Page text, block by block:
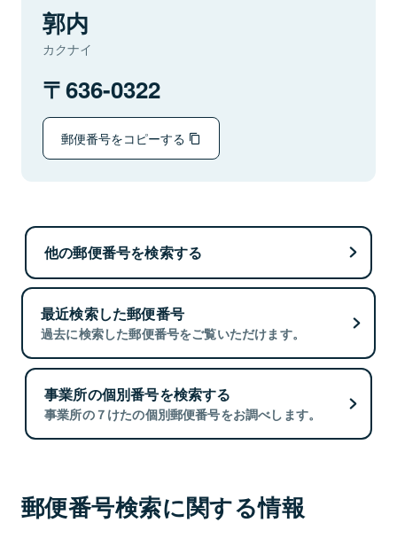
郭内
カクナイ
636-0322
郵便番号をコピーする
他の郵便番号を検索する
最近検索した郵便番号
過去に検索した郵便番号をご覧いただけます。
事業所の個別番号を検索する
事業所の７けたの個別郵便番号をお調べします。
郵便番号検索に関する情報